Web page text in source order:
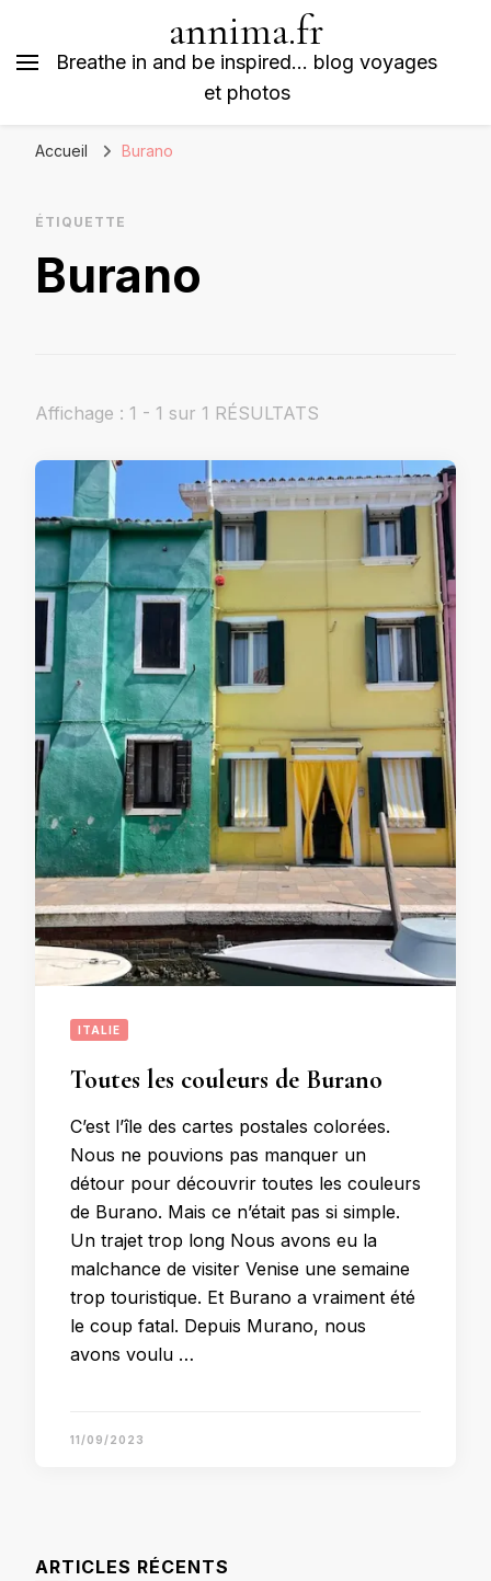
annima.fr
Breathe in and be inspired… blog voyages
et photos
Accueil Burano
ÉTIQUETTE
Burano
Affichage : 1 - 1 sur 1 RÉSULTATS
ITALIE
Toutes les couleurs de Burano
C’est l’île des cartes postales colorées.
Nous ne pouvions pas manquer un
détour pour découvrir toutes les couleurs
de Burano. Mais ce n’était pas si simple.
Un trajet trop long Nous avons eu la
malchance de visiter Venise une semaine
trop touristique. Et Burano a vraiment été
le coup fatal. Depuis Murano, nous
avons voulu …
11/09/2023
ARTICLES RÉCENTS